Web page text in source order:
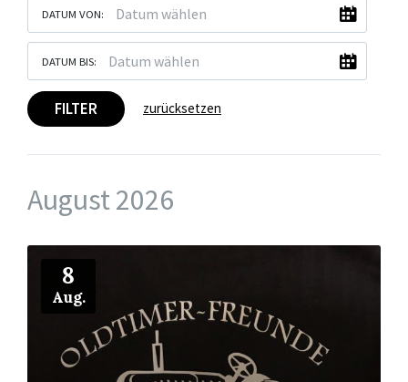
DATUM VON:
DATUM BIS:
FILTER zurücksetzen
August 2026
8
Aug.
Mehr